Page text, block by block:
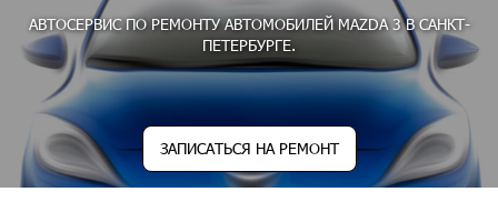
АВТОСЕРВИС ПО РЕМОНТУ АВТОМОБИЛЕЙ MAZDA 3 В САНКТ-
ПЕТЕРБУРГЕ.
ЗАПИСАТЬСЯ НА РЕМОНТ